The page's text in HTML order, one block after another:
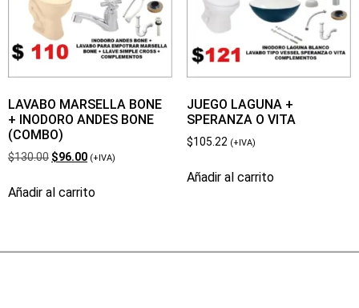
LAVABO MARSELLA BONE
+ INODORO ANDES BONE
(COMBO)
$130.00 $96.00 (+IVA)
Añadir al carrito
JUEGO LAGUNA +
SPERANZA O VITA
$105.22 (+IVA)
Añadir al carrito